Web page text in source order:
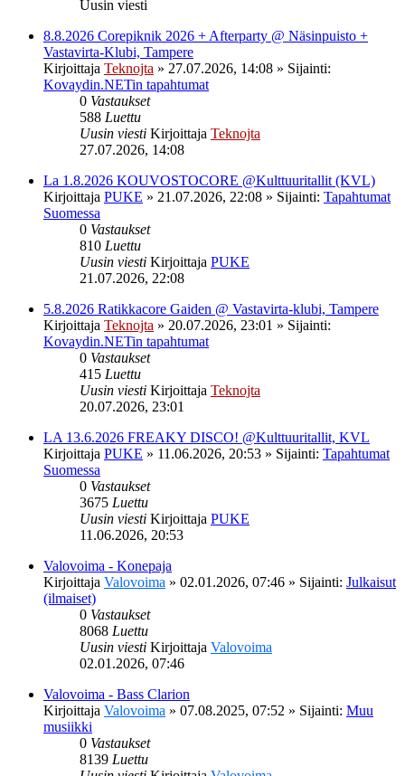
Uusin viesti
8.8.2026 Corepiknik 2026 + Afterparty @ Näsinpuisto +
Vastavirta-Klubi, Tampere
Kirjoittaja Teknojta » 27.07.2026, 14:08 » Sijainti:
Kovaydin.NETin tapahtumat
0 Vastaukset
588 Luettu
Uusin viesti Kirjoittaja Teknojta
27.07.2026, 14:08
La 1.8.2026 KOUVOSTOCORE @Kulttuuritallit (KVL)
Kirjoittaja PUKE » 21.07.2026, 22:08 » Sijainti: Tapahtumat
Suomessa
0 Vastaukset
810 Luettu
Uusin viesti Kirjoittaja PUKE
21.07.2026, 22:08
5.8.2026 Ratikkacore Gaiden @ Vastavirta-klubi, Tampere
Kirjoittaja Teknojta » 20.07.2026, 23:01 » Sijainti:
Kovaydin.NETin tapahtumat
0 Vastaukset
415 Luettu
Uusin viesti Kirjoittaja Teknojta
20.07.2026, 23:01
LA 13.6.2026 FREAKY DISCO! @Kulttuuritallit, KVL
Kirjoittaja PUKE » 11.06.2026, 20:53 » Sijainti: Tapahtumat
Suomessa
0 Vastaukset
3675 Luettu
Uusin viesti Kirjoittaja PUKE
11.06.2026, 20:53
Valovoima - Konepaja
Kirjoittaja Valovoima » 02.01.2026, 07:46 » Sijainti: Julkaisut
(ilmaiset)
0 Vastaukset
8068 Luettu
Uusin viesti Kirjoittaja Valovoima
02.01.2026, 07:46
Valovoima - Bass Clarion
Kirjoittaja Valovoima » 07.08.2025, 07:52 » Sijainti: Muu
musiikki
0 Vastaukset
8139 Luettu